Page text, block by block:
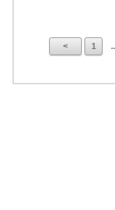
< 1